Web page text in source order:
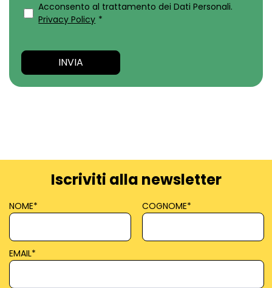
Acconsento al trattamento dei Dati Personali.
Privacy Policy *
Iscriviti alla newsletter
NOME* COGNOME*
EMAIL*